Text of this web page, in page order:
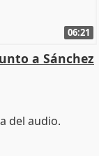
06:21
a Sánchez